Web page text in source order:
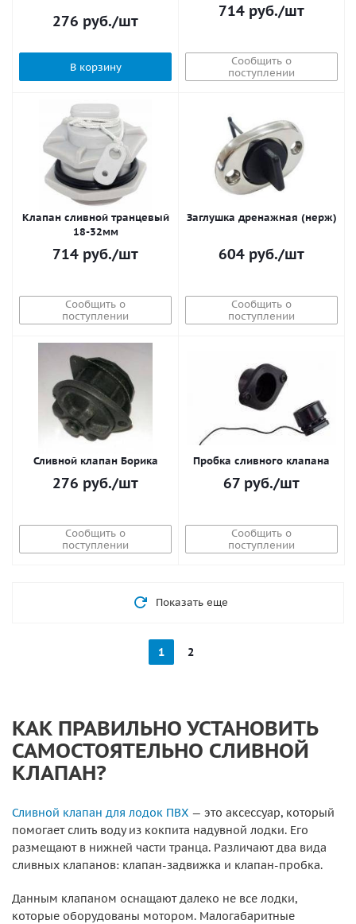
276 руб./шт
В корзину
714 руб./шт
Сообщить о
поступлении
Клапан сливной транцевый
18-32мм
714 руб./шт
Сообщить о
поступлении
Заглушка дренажная (нерж)
604 руб./шт
Сообщить о
поступлении
Сливной клапан Борика
276 руб./шт
Сообщить о
поступлении
Пробка сливного клапана
67 руб./шт
Сообщить о
поступлении
Показать еще
1 2
КАК ПРАВИЛЬНО УСТАНОВИТЬ
САМОСТОЯТЕЛЬНО СЛИВНОЙ
КЛАПАН?
Сливной клапан для лодок ПВХ — это аксессуар, который
помогает слить воду из кокпита надувной лодки. Его
размещают в нижней части транца. Различают два вида
сливных клапанов: клапан-задвижка и клапан-пробка.
Данным клапаном оснащают далеко не все лодки,
которые оборудованы мотором. Малогабаритные